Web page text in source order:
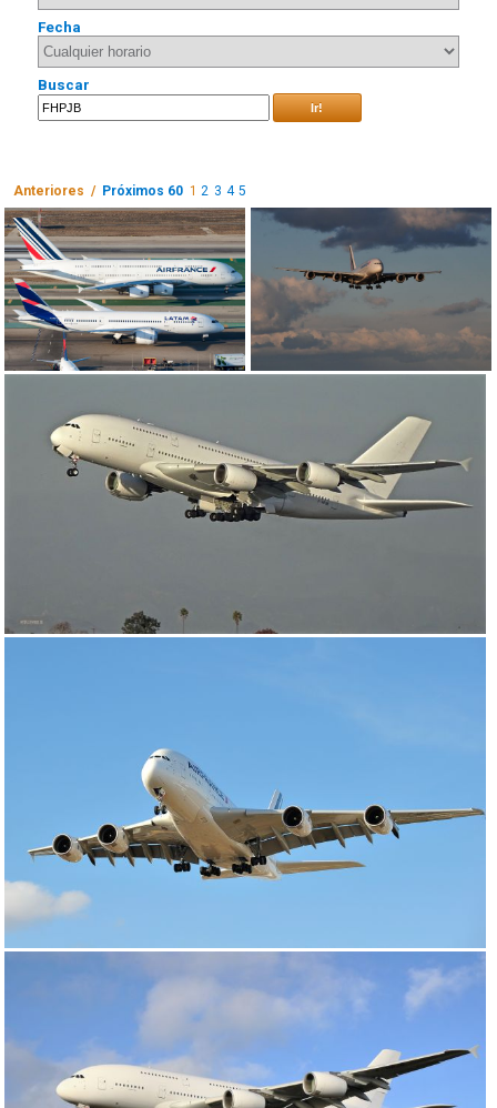
Fecha
Buscar
Ir!
Anteriores / Próximos 60 1 2 3 4 5